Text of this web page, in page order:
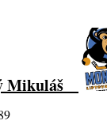
Mikuláš